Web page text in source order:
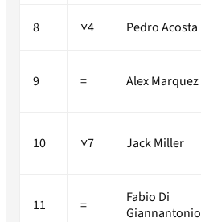
8 ˅4 Pedro Acosta
9 = Alex Marquez
10 ˅7 Jack Miller
11 =
Fabio Di
Giannantonio